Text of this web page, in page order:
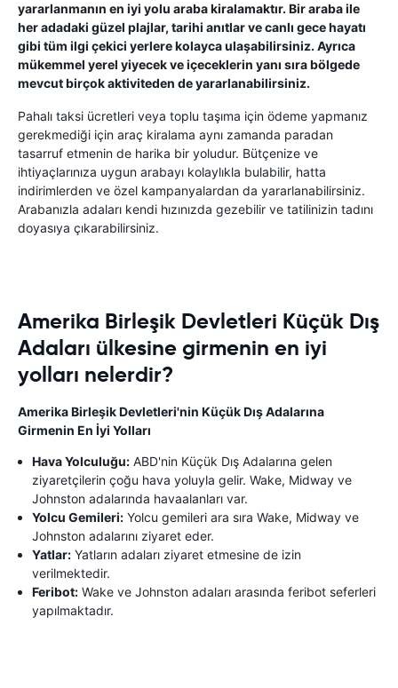
yararlanmanın en iyi yolu araba kiralamaktır. Bir araba ile
her adadaki güzel plajlar, tarihi anıtlar ve canlı gece hayatı
gibi tüm ilgi çekici yerlere kolayca ulaşabilirsiniz. Ayrıca
mükemmel yerel yiyecek ve içeceklerin yanı sıra bölgede
mevcut birçok aktiviteden de yararlanabilirsiniz.
Pahalı taksi ücretleri veya toplu taşıma için ödeme yapmanız
gerekmediği için araç kiralama aynı zamanda paradan
tasarruf etmenin de harika bir yoludur. Bütçenize ve
ihtiyaçlarınıza uygun arabayı kolaylıkla bulabilir, hatta
indirimlerden ve özel kampanyalardan da yararlanabilirsiniz.
Arabanızla adaları kendi hızınızda gezebilir ve tatilinizin tadını
doyasıya çıkarabilirsiniz.
Amerika Birleşik Devletleri Küçük Dış
Adaları ülkesine girmenin en iyi
yolları nelerdir?
Amerika Birleşik Devletleri'nin Küçük Dış Adalarına
Girmenin En İyi Yolları
Hava Yolculuğu: ABD'nin Küçük Dış Adalarına gelen
ziyaretçilerin çoğu hava yoluyla gelir. Wake, Midway ve
Johnston adalarında havaalanları var.
Yolcu Gemileri: Yolcu gemileri ara sıra Wake, Midway ve
Johnston adalarını ziyaret eder.
Yatlar: Yatların adaları ziyaret etmesine de izin
verilmektedir.
Feribot: Wake ve Johnston adaları arasında feribot seferleri
yapılmaktadır.